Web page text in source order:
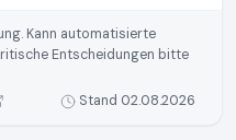
Kann automatisierte
Entscheidungen bitte
Stand 02.08.2026